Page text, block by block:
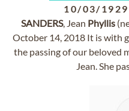
10/03/1929
SANDERS, Jean Phyllis
October 14, 2018 It is with
the passing of our beloved
Jean. She